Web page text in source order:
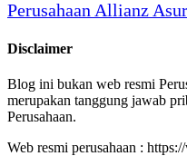
Perusahaan Allianz
Disclaimer
Blog ini bukan web resmi
merupakan tanggung jawab
Perusahaan.
Web resmi perusahaan :